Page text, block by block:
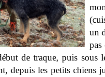
un
pas
de traque, puis
depuis les petits chiens